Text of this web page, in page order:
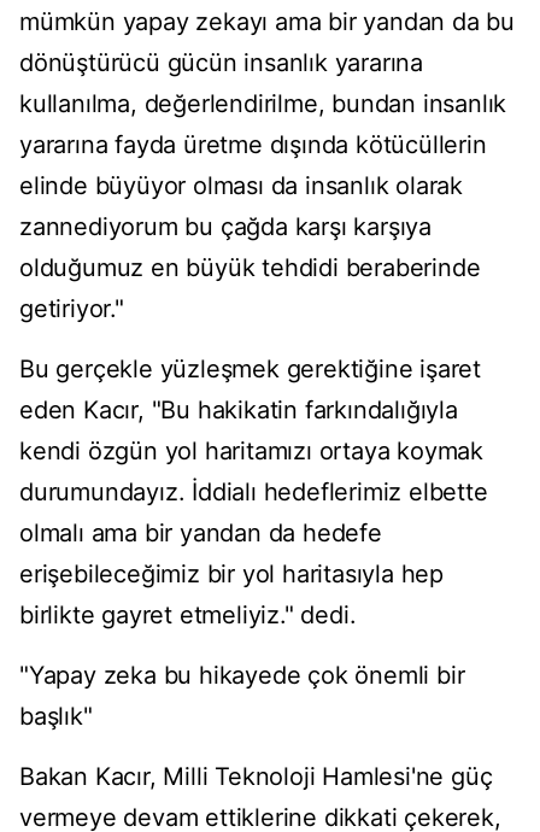
mümkün yapay zekayı ama bir yandan da bu
dönüştürücü gücün insanlık yararına
kullanılma, değerlendirilme, bundan insanlık
yararına fayda üretme dışında kötücüllerin
elinde büyüyor olması da insanlık olarak
zannediyorum bu çağda karşı karşıya
olduğumuz en büyük tehdidi beraberinde
getiriyor."
Bu gerçekle yüzleşmek gerektiğine işaret
eden Kacır, "Bu hakikatin farkındalığıyla
kendi özgün yol haritamızı ortaya koymak
durumundayız. İddialı hedeflerimiz elbette
olmalı ama bir yandan da hedefe
erişebileceğimiz bir yol haritasıyla hep
birlikte gayret etmeliyiz." dedi.
"Yapay zeka bu hikayede çok önemli bir
başlık"
Bakan Kacır, Milli Teknoloji Hamlesi'ne güç
vermeye devam ettiklerine dikkati çekerek,